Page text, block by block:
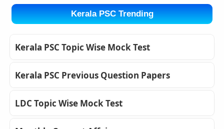
Kerala PSC Trending
Kerala PSC Topic Wise Mock Test
Kerala PSC Previous Question Papers
LDC Topic Wise Mock Test